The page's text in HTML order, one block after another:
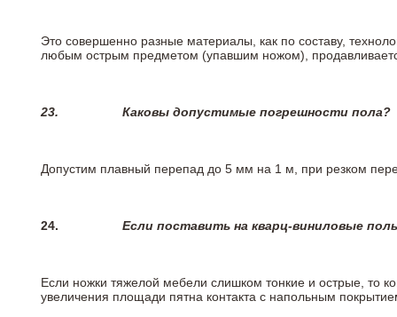
Это совершенно разные материалы, как по составу,
любым острым предметом (упавшим ножом),
23. Каковы допустимые погрешности пола?
Допустим плавный перепад до 5 мм на 1 м, при резком
24. Если поставить на кварц-виниловые
Если ножки тяжелой мебели слишком тонкие и острые, то
увеличения площади пятна контакта с напольным